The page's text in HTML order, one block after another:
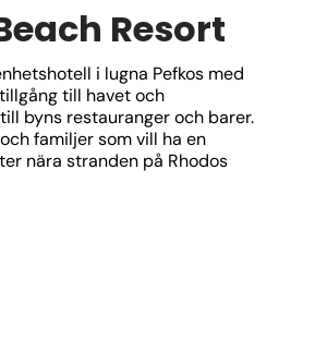
Resort
i lugna Pefkos med
till havet och
byns restauranger och barer.
familjer som vill ha en
nära stranden på Rhodos